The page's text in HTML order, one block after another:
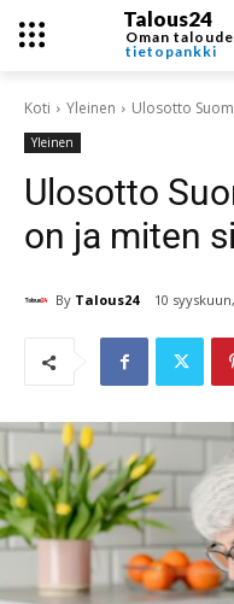
Talous24
Oman
tietopankki
Koti Yleinen Ulosotto
Yleinen
Ulosotto
on ja miten
By Talous24 10